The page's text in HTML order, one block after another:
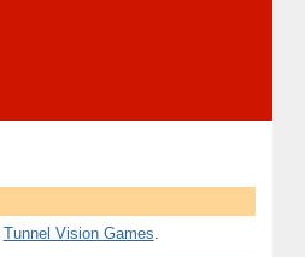
Tunnel Vision Games